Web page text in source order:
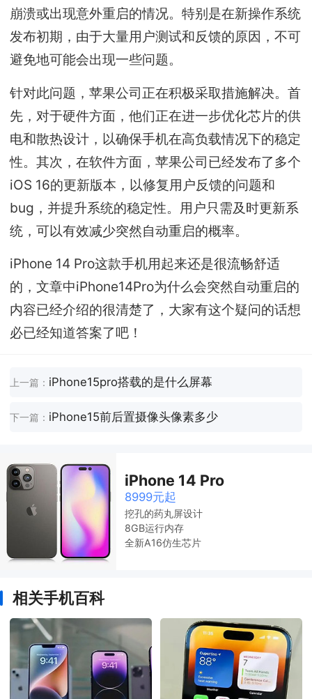
崩溃或出现意外重启的情况。特别是在新操作系统
发布初期，由于大量用户测试和反馈的原因，不可
避免地可能会出现一些问题。
针对此问题，苹果公司正在积极采取措施解决。首
先，对于硬件方面，他们正在进一步优化芯片的供
电和散热设计，以确保手机在高负载情况下的稳定
性。其次，在软件方面，苹果公司已经发布了多个
iOS 16的更新版本，以修复用户反馈的问题和
bug，并提升系统的稳定性。用户只需及时更新系
统，可以有效减少突然自动重启的概率。
iPhone 14 Pro这款手机用起来还是很流畅舒适
的，文章中iPhone14Pro为什么会突然自动重启的
内容已经介绍的很清楚了，大家有这个疑问的话想
必已经知道答案了吧！
上一篇： iPhone15pro搭载的是什么屏幕
下一篇： iPhone15前后置摄像头像素多少
iPhone 14 Pro
8999元起
挖孔的药丸屏设计
8GB运行内存
全新A16仿生芯片
相关手机百科